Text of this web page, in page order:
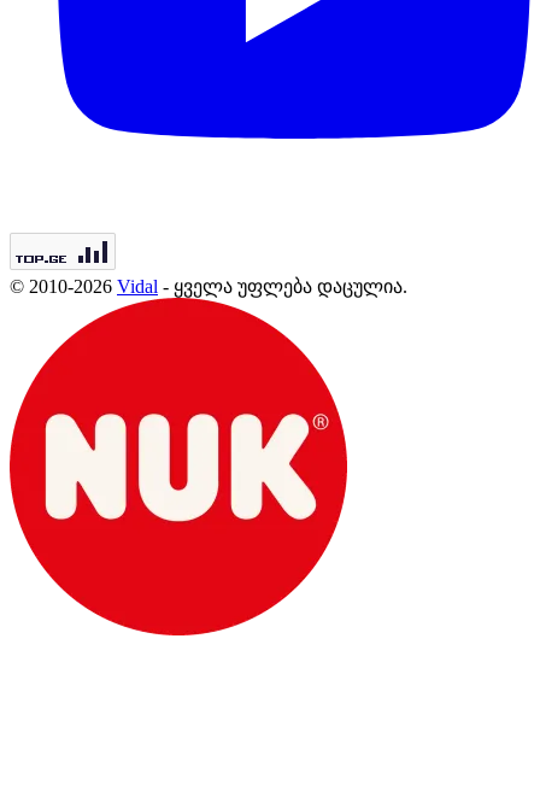
© 2010-2026 Vidal - ყველა უფლება დაცულია.